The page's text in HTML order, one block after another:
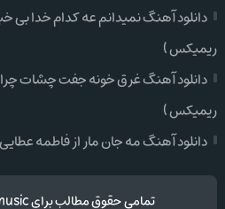
دانلود آهنگ نمیدانم عه کدام خدا بی
ریمیکس )
دانلود آهنگ غرق خونه جفت چشات
ریمیکس )
دانلود آهنگ مه جان مار از فاطمه
تمامی حقوق مطالب برای apamusic محفوظ است